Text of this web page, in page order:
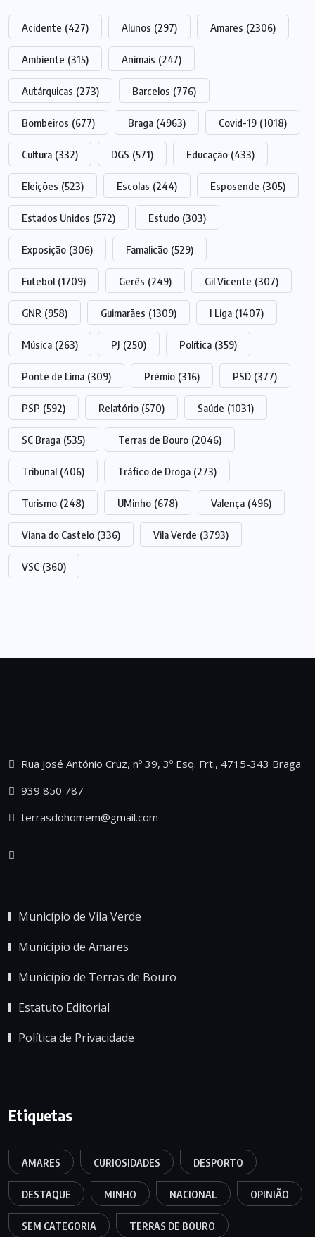
Acidente (427) Alunos (297) Amares (2306)
Ambiente (315) Animais (247)
Autárquicas (273) Barcelos (776)
Bombeiros (677) Braga (4963) Covid-19 (1018)
Cultura (332) DGS (571) Educação (433)
Eleições (523) Escolas (244) Esposende (305)
Estados Unidos (572) Estudo (303)
Exposição (306) Famalicão (529)
Futebol (1709) Gerês (249) Gil Vicente (307)
GNR (958) Guimarães (1309) I Liga (1407)
Música (263) PJ (250) Política (359)
Ponte de Lima (309) Prémio (316) PSD (377)
PSP (592) Relatório (570) Saúde (1031)
SC Braga (535) Terras de Bouro (2046)
Tribunal (406) Tráfico de Droga (273)
Turismo (248) UMinho (678) Valença (496)
Viana do Castelo (336) Vila Verde (3793)
VSC (360)
Rua José António Cruz, nº 39, 3º Esq. Frt., 4715-343 Braga
939 850 787
terrasdohomem@gmail.com
Município de Vila Verde
Município de Amares
Município de Terras de Bouro
Estatuto Editorial
Política de Privacidade
Etiquetas
AMARES CURIOSIDADES DESPORTO
DESTAQUE MINHO NACIONAL OPINIÃO
SEM CATEGORIA TERRAS DE BOURO